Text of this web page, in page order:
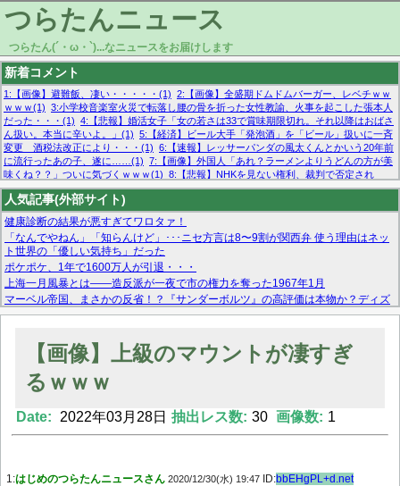
つらたんニュース
つらたん(´・ω・`)...なニュースをお届けします
新着コメント
1:【画像】避難飯、凄い・・・・・(1) 2:【画像】全盛期ドムドムバーガー、レベチｗｗ
ｗｗｗ(1) 3:小学校音楽室火災で転落し腰の骨を折った女性教諭、火事を起こした張本人
だった・・・(1) 4:【悲報】婚活女子「女の若さは33で賞味期限切れ。それ以降はおばさ
ん扱い。本当に辛いよ。」(1) 5:【経済】ビール大手「発泡酒」を「ビール」扱いに一斉
変更 酒税法改正により・・・(1) 6:【速報】レッサーパンダの風太くんとかいう20年前
に流行ったあの子、遂に……(1) 7:【画像】外国人「あれ？ラーメンよりうどんの方が美
味くね？？」ついに気づくｗｗｗ(1) 8:【悲報】NHKを見ない権利、裁判で否定され
る・・・(1) 9:欧州委員長「原発縮小は間違いでした」(1) 10:【悲報】日本企業の人手不
足、限界突破 52%「正社員も足りてません…」(1)
人気記事(外部サイト)
健康診断の結果が悪すぎてワロタァ！
「なんでやねん」「知らんけど」･･･ニセ方言は8〜9割が関西弁 使う理由はネッ
ト世界の「優しい気持ち」だった
ポケポケ、1年で1600万人が引退・・・
上海一月風暴とは——造反派が一夜で市の権力を奪った1967年1月
マーベル帝国、まさかの反省！？『サンダーボルツ』の高評価は本物か？ディズ
ニーCEOの「量より質」宣言の裏で渦巻くファンの本音とMCUの未来を徹底考
【モー娘。石田亜佑美】ファーストテイク出演も新規獲得ならず？北川莉央が1
【画像あり】FacebookとかTwitterで拾ったエロ画像貼ってくよ
【画像】上級のマウントが凄すぎ
るｗｗｗ
Date: 2022年03月28日 抽出レス数: 30 画像数: 1
1:はじめのつらたんニュースさん 2020/12/30(水) 19:47 ID:bbEHgPL+d.net